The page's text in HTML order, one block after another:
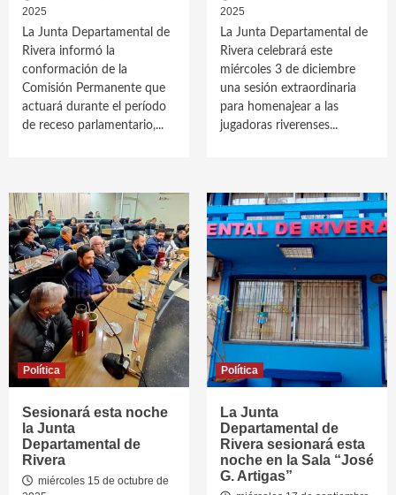
2025
La Junta Departamental de
Rivera informó la
conformación de la
Comisión Permanente que
actuará durante el período
de receso parlamentario,...
2025
La Junta Departamental de
Rivera celebrará este
miércoles 3 de diciembre
una sesión extraordinaria
para homenajear a las
jugadoras riverenses...
Política
Sesionará esta noche
la Junta
Departamental de
Rivera
miércoles 15 de octubre de
Política
La Junta
Departamental de
Rivera sesionará esta
noche en la Sala “José
G. Artigas”